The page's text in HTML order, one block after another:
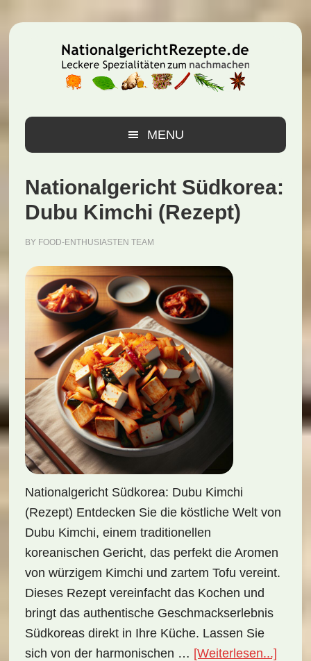
Hauptnavigation
Inhalt
Seitenspalte
MENU
Nationalgericht Südkorea:
Dubu Kimchi (Rezept)
BY FOOD-ENTHUSIASTEN TEAM
Nationalgericht Südkorea: Dubu Kimchi
(Rezept) Entdecken Sie die köstliche Welt von
Dubu Kimchi, einem traditionellen
koreanischen Gericht, das perfekt die Aromen
von würzigem Kimchi und zartem Tofu vereint.
Dieses Rezept vereinfacht das Kochen und
bringt das authentische Geschmackserlebnis
Südkoreas direkt in Ihre Küche. Lassen Sie
sich von der harmonischen … [Weiterlesen...]